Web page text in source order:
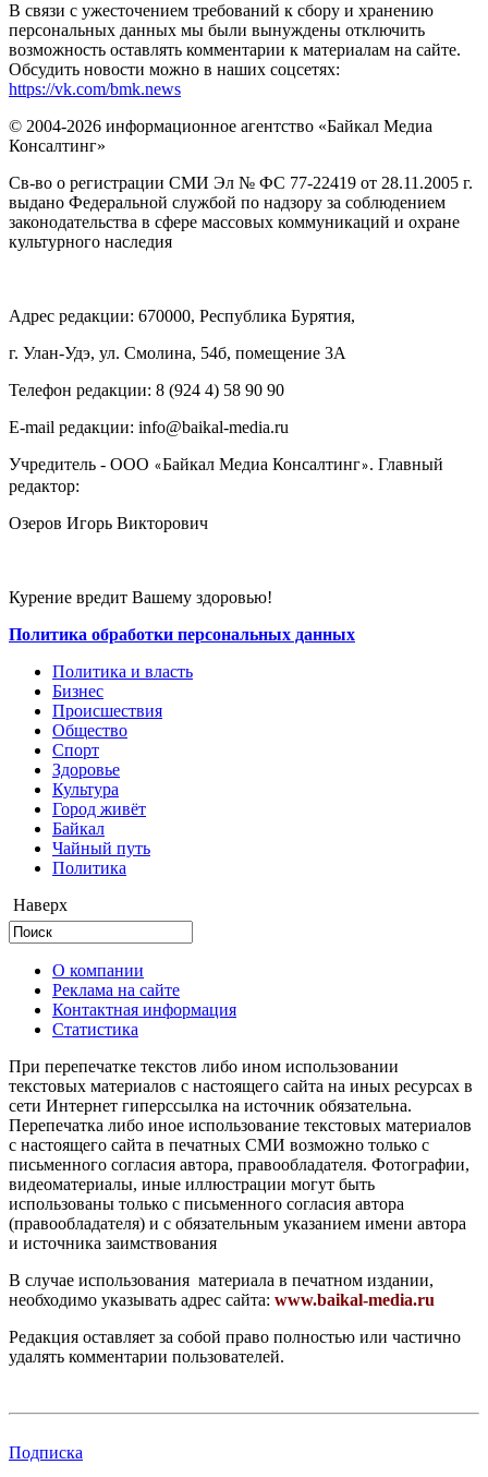
В связи с ужесточением требований к сбору и хранению
персональных данных мы были вынуждены отключить
возможность оставлять комментарии к материалам на сайте.
Обсудить новости можно в наших соцсетях:
https://vk.com/bmk.news
© 2004-2026 информационное агентство «Байкал Медиа
Консалтинг»
Св-во о регистрации СМИ Эл № ФС 77-22419 от 28.11.2005 г.
выдано Федеральной службой по надзору за соблюдением
законодательства в сфере массовых коммуникаций и охране
культурного наследия
Адрес редакции: 670000, Республика Бурятия,
г. Улан-Удэ, ул. Смолина, 54б, помещение 3А
Телефон редакции: ‎‎8 (924 4) 58 90 90
E-mail редакции: info@baikal-media.ru
Учредитель - ООО «Байкал Медиа Консалтинг». Главный
редактор:
Озеров Игорь Викторович
Курение вредит Вашему здоровью!
Политика обработки персональных данных
Политика и власть
Бизнес
Происшествия
Общество
Cпорт
Здоровье
Культура
Город живёт
Байкал
Чайный путь
Политика
Наверх
О компании
Реклама на сайте
Контактная информация
Статистика
При перепечатке текстов либо ином использовании
текстовых материалов с настоящего сайта на иных ресурсах в
сети Интернет гиперссылка на источник обязательна.
Перепечатка либо иное использование текстовых материалов
с настоящего сайта в печатных СМИ возможно только с
письменного согласия автора, правообладателя. Фотографии,
видеоматериалы, иные иллюстрации могут быть
использованы только с письменного согласия автора
(правообладателя) и с обязательным указанием имени автора
и источника заимствования
В случае использования материала в печатном издании,
необходимо указывать адрес сайта: www.baikal-media.ru
Редакция оставляет за собой право полностью или частично
удалять комментарии пользователей.
Подписка